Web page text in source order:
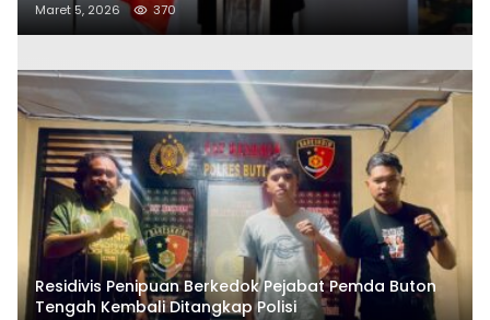
Aduan Masyarakat
Maret 5, 2026 370
Residivis Penipuan Berkedok Pejabat Pemda Buton
Tengah Kembali Ditangkap Polisi